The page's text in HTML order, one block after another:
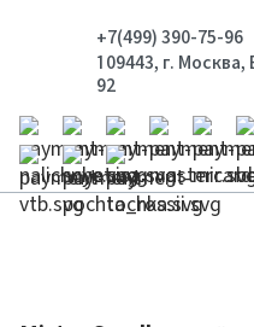
+7(499) 390-75-96
109443, г.
92